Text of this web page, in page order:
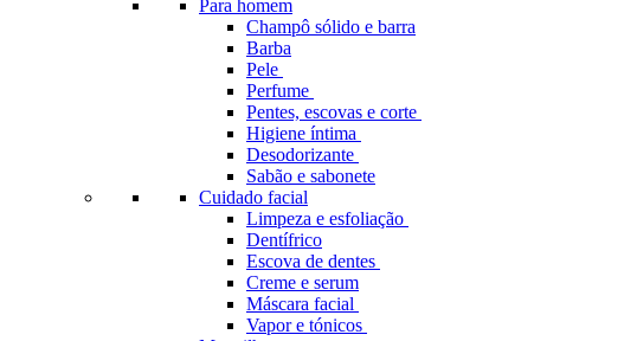
Para homem
Champô sólido e barra
Barba
Pele
Perfume
Pentes, escovas e corte
Higiene íntima
Desodorizante
Sabão e sabonete
Cuidado facial
Limpeza e esfoliação
Dentífrico
Escova de dentes
Creme e serum
Máscara facial
Vapor e tónicos